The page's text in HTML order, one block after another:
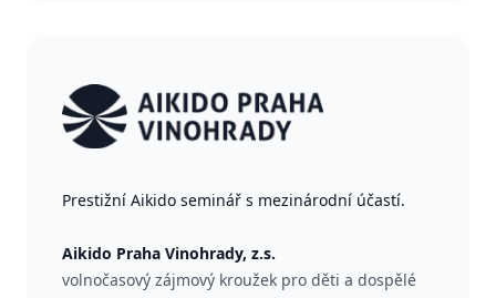
Prestižní Aikido seminář s mezinárodní účastí.
Aikido Praha Vinohrady, z.s.
volnočasový zájmový kroužek pro děti a dospělé